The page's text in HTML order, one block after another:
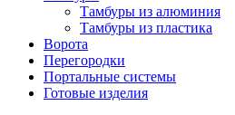
Тамбуры из алюминия
Тамбуры из пластика
Ворота
Перегородки
Портальные системы
Готовые изделия